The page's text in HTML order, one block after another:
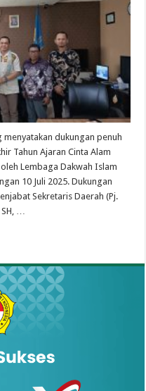
menyatakan dukungan penuh
Tahun Ajaran Cinta Alam
Lembaga Dakwah Islam
10 Juli 2025. Dukungan
Sekretaris Daerah (Pj.
…